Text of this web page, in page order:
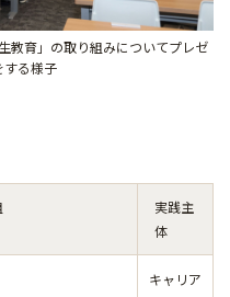
教育」の取り組みについてプレゼ
する様子
実践主
体
キャリア